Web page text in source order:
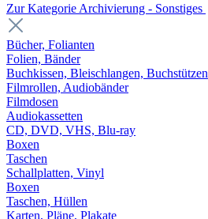
Zur Kategorie Archivierung - Sonstiges
Bücher, Folianten
Folien, Bänder
Buchkissen, Bleischlangen, Buchstützen
Filmrollen, Audiobänder
Filmdosen
Audiokassetten
CD, DVD, VHS, Blu-ray
Boxen
Taschen
Schallplatten, Vinyl
Boxen
Taschen, Hüllen
Karten, Pläne, Plakate